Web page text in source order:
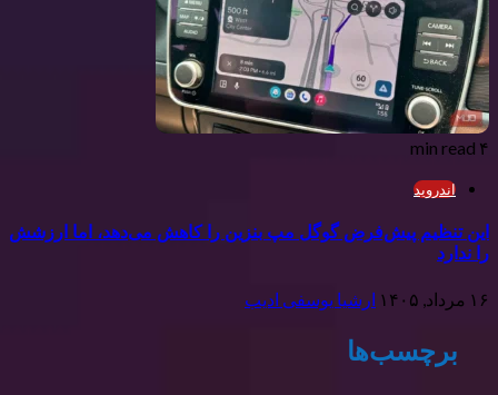
۴ min read
اندروید
این تنظیم پیش‌فرض گوگل مپ بنزین را کاهش می‌دهد، اما ارزشش
را ندارد
۱۶ مرداد, ۱۴۰۵ ارشیا یوسفی ادیب
برچسب‌ها